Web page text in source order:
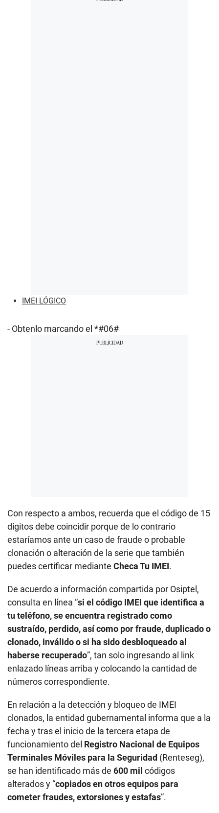
IMEI LÓGICO
- Obtenlo marcando el *#06#
Con respecto a ambos, recuerda que el código de 15
dígitos debe coincidir porque de lo contrario
estaríamos ante un caso de fraude o probable
clonación o alteración de la serie que también
puedes certificar mediante Checa Tu IMEI.
De acuerdo a información compartida por Osiptel,
consulta en línea “si el código IMEI que identifica a
tu teléfono, se encuentra registrado como
sustraído, perdido, así como por fraude, duplicado o
clonado, inválido o si ha sido desbloqueado al
haberse recuperado”, tan solo ingresando al link
enlazado líneas arriba y colocando la cantidad de
números correspondiente.
En relación a la detección y bloqueo de IMEI
clonados, la entidad gubernamental informa que a la
fecha y tras el inicio de la tercera etapa de
funcionamiento del Registro Nacional de Equipos
Terminales Móviles para la Seguridad (Renteseg),
se han identificado más de 600 mil códigos
alterados y “copiados en otros equipos para
cometer fraudes, extorsiones y estafas”.